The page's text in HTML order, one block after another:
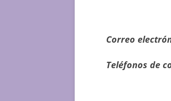
Correo
Teléfonos de